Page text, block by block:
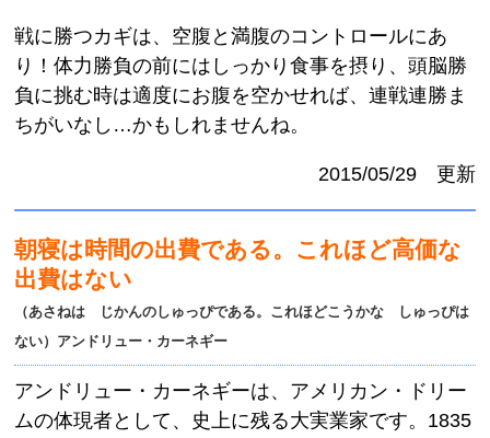
戦に勝つカギは、空腹と満腹のコントロールにあ
り！体力勝負の前にはしっかり食事を摂り、頭脳勝
負に挑む時は適度にお腹を空かせれば、連戦連勝ま
ちがいなし…かもしれませんね。
2015/05/29 更新
朝寝は時間の出費である。これほど高価な
出費はない
（あさねは じかんのしゅっぴである。これほどこうかな しゅっぴは
ない）アンドリュー・カーネギー
アンドリュー・カーネギーは、アメリカン・ドリー
ムの体現者として、史上に残る大実業家です。1835